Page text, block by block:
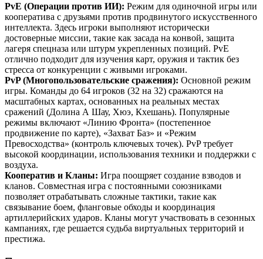
PvE (Операции против ИИ): Режим для одиночной игры или
кооператива с друзьями против продвинутого искусственного
интеллекта. Здесь игроки выполняют исторически
достоверные миссии, такие как засада на конвой, защита
лагеря спецназа или штурм укрепленных позиций. PvE
отлично подходит для изучения карт, оружия и тактик без
стресса от конкуренции с живыми игроками.
PvP (Многопользовательские сражения): Основной режим
игры. Команды до 64 игроков (32 на 32) сражаются на
масштабных картах, основанных на реальных местах
сражений (Долина А Шау, Хюэ, Кхешань). Популярные
режимы включают «Линию Фронта» (постепенное
продвижение по карте), «Захват Баз» и «Режим
Превосходства» (контроль ключевых точек). PvP требует
высокой координации, использования техники и поддержки с
воздуха.
Кооператив и Кланы: Игра поощряет создание взводов и
кланов. Совместная игра с постоянными союзниками
позволяет отрабатывать сложные тактики, такие как
связывание боем, фланговые обходы и координация
артиллерийских ударов. Кланы могут участвовать в сезонных
кампаниях, где решается судьба виртуальных территорий и
престижа.